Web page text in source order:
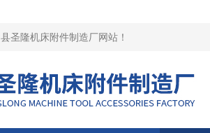
圣隆机床附件制造厂网站 ！